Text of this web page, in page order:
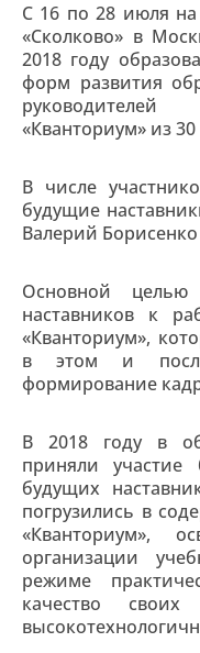
С 16 по 28 июля на
«Сколково» в
2018 году
форм развития
«Кванториум» из
В числе
будущие
Валерий
Основной целью
наставников к
«Кванториум»,
в этом и
формирование
В 2018 году в
приняли участие
будущих
погрузились в
«Кванториум»,
организации
режиме
качество